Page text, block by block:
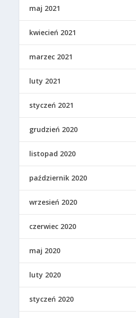
maj 2021
kwiecień 2021
marzec 2021
luty 2021
styczeń 2021
grudzień 2020
listopad 2020
październik 2020
wrzesień 2020
czerwiec 2020
maj 2020
luty 2020
styczeń 2020